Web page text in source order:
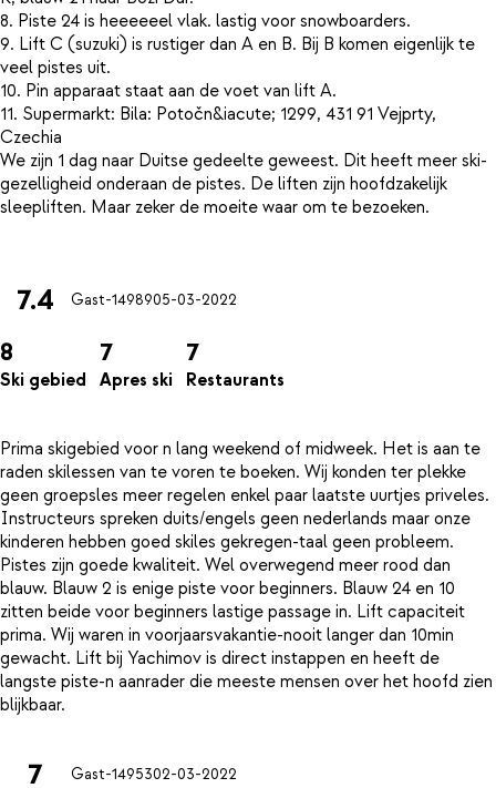
8. Piste 24 is heeeeeel vlak. lastig voor snowboarders.
9. Lift C (suzuki) is rustiger dan A en B. Bij B komen eigenlijk te
veel pistes uit.
10. Pin apparaat staat aan de voet van lift A.
11. Supermarkt: Bila: Potočn&iacute; 1299, 431 91 Vejprty,
Czechia
We zijn 1 dag naar Duitse gedeelte geweest. Dit heeft meer ski-
gezelligheid onderaan de pistes. De liften zijn hoofdzakelijk
sleepliften. Maar zeker de moeite waar om te bezoeken.
7.4 Gast-1498905-03-2022
8
Ski gebied
7
Apres ski
7
Restaurants
Prima skigebied voor n lang weekend of midweek. Het is aan te
raden skilessen van te voren te boeken. Wij konden ter plekke
geen groepsles meer regelen enkel paar laatste uurtjes priveles.
Instructeurs spreken duits/engels geen nederlands maar onze
kinderen hebben goed skiles gekregen-taal geen probleem.
Pistes zijn goede kwaliteit. Wel overwegend meer rood dan
blauw. Blauw 2 is enige piste voor beginners. Blauw 24 en 10
zitten beide voor beginners lastige passage in. Lift capaciteit
prima. Wij waren in voorjaarsvakantie-nooit langer dan 10min
gewacht. Lift bij Yachimov is direct instappen en heeft de
langste piste-n aanrader die meeste mensen over het hoofd zien
7 Gast-1495302-03-2022